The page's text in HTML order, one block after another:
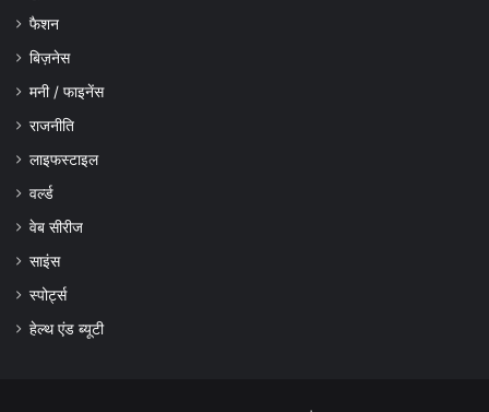
फैशन
बिज़नेस
मनी / फाइनेंस
राजनीति
लाइफस्टाइल
वर्ल्ड
वेब सीरीज
साइंस
स्पोर्ट्स
हेल्थ एंड ब्यूटी